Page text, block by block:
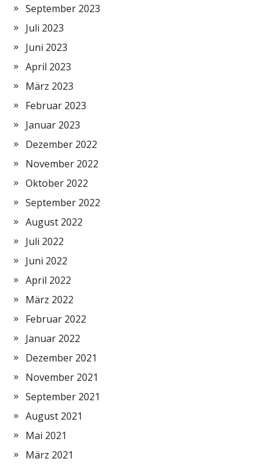
September 2023
Juli 2023
Juni 2023
April 2023
März 2023
Februar 2023
Januar 2023
Dezember 2022
November 2022
Oktober 2022
September 2022
August 2022
Juli 2022
Juni 2022
April 2022
März 2022
Februar 2022
Januar 2022
Dezember 2021
November 2021
September 2021
August 2021
Mai 2021
März 2021